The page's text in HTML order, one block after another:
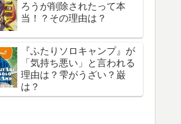
ろうが削除されたって本
当！？その理由は？
『ふたりソロキャンプ』が
「気持ち悪い」と言われる
理由は？雫がうざい？巌
は？